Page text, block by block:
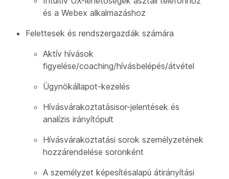
és a Webex alkalmazáshoz
Felettesek és rendszergazdák számára
Aktív hívások
figyelése/coaching/hívásbelépés/átvétel
Ügynökállapot-kezelés
Hívásvárakoztatásisor-jelentések és
analízis irányítópult
Hívásvárakoztatási sorok személyzetének
hozzárendelése soronként
A személyzet képesítésalapú átirányítási